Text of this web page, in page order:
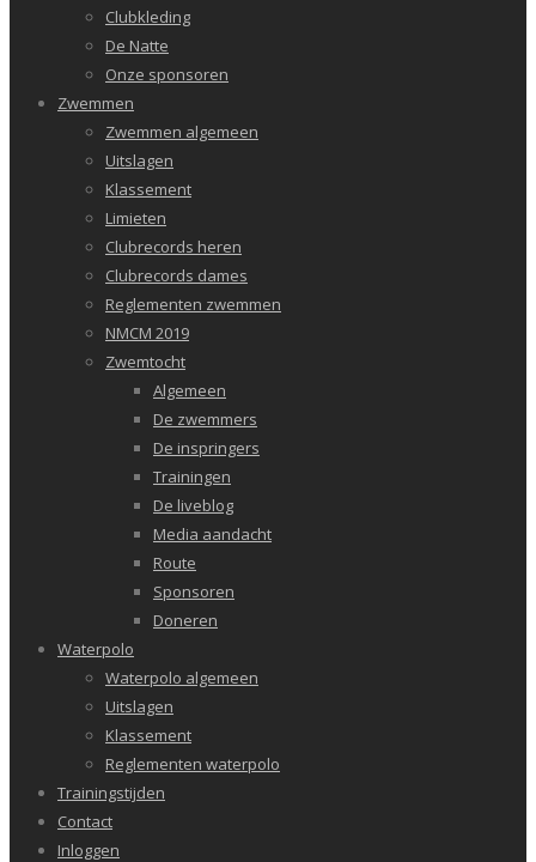
Clubkleding
De Natte
Onze sponsoren
Zwemmen
Zwemmen algemeen
Uitslagen
Klassement
Limieten
Clubrecords heren
Clubrecords dames
Reglementen zwemmen
NMCM 2019
Zwemtocht
Algemeen
De zwemmers
De inspringers
Trainingen
De liveblog
Media aandacht
Route
Sponsoren
Doneren
Waterpolo
Waterpolo algemeen
Uitslagen
Klassement
Reglementen waterpolo
Trainingstijden
Contact
Inloggen